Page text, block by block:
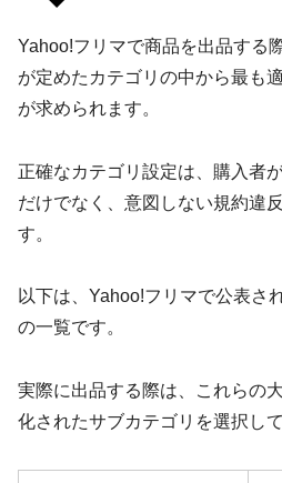
Yahoo!フリマで商品を出品する
が定めたカテゴリの中から最も
が求められます。
正確なカテゴリ設定は、購入者
だけでなく、意図しない規約違
す。
以下は、Yahoo!フリマで公表さ
の一覧です。
実際に出品する際は、これらの
化されたサブカテゴリを選択し